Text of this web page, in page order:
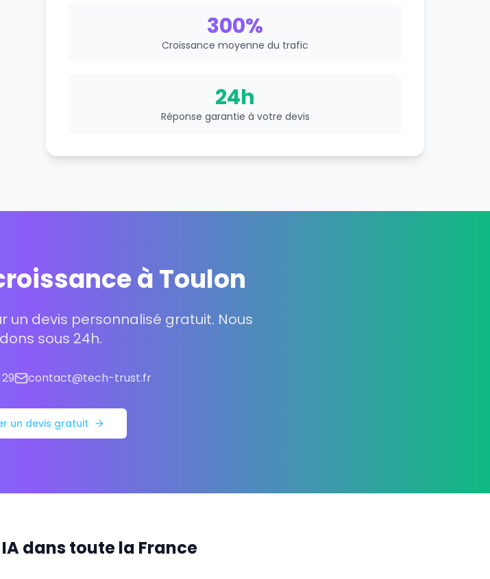
300%
Croissance moyenne du trafic
24h
Réponse garantie à votre devis
à Toulon
un devis personnalisé gratuit. Nous
sous 24h.
contact@tech-trust.fr
un devis gratuit
dans toute la France